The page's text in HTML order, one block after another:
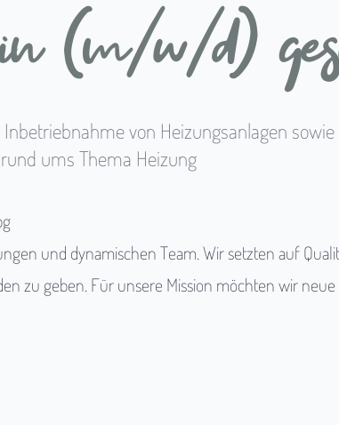
(m/w/d)
von Heizungsanlagen sowie
ums Thema Heizung
und dynamischen Team. Wir setzten auf
zu geben. Für unsere Mission möchten wir